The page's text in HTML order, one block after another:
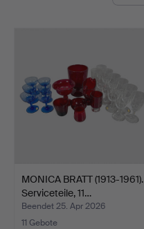
MONICA BRATT (1913-1961).
Serviceteile, 11…
Beendet 25. Apr 2026
11 Gebote